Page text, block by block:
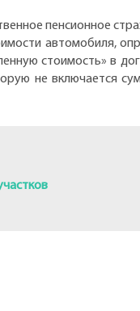
пенсионное
автомобиля,
стоимость» в
не включается